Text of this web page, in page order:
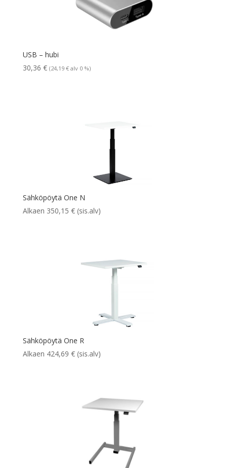
USB – hubi
30,36 € (24,19 €alv 0 %)
Sähköpöytä One N
Alkaen 350,15 €(sis.alv)
Sähköpöytä One R
Alkaen 424,69 €(sis.alv)